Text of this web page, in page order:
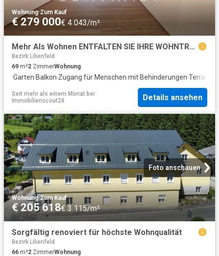
Wohnung·Zum Kauf
€ 279 000€ 4 043/m²
Mehr Als Wohnen ENTFALTEN SIE IHRE WOHNTRÄUME Wohnung WB 2 Top 2 EG 68,74 m² mit Terrasse u. Garten
Bezirk Lilienfeld
69 m²2 ZimmerWohnung
·Garten·Balkon·Zugang für Menschen mit Behinderungen·Terrasse
Seit mehr als einem Monat bei
Immobilienscout24
Details ansehen
Foto anschauen
Wohnung·Zum Kauf
€ 205 618€ 3 115/m²
Sorgfältig renoviert für höchste Wohnqualität
Bezirk Lilienfeld
66 m²2 ZimmerWohnung